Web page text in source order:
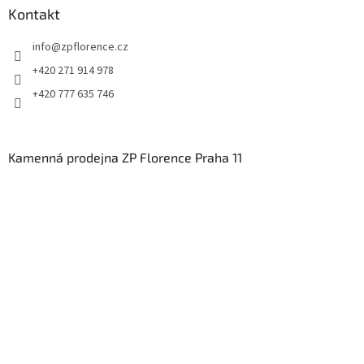
Kontakt
info@zpflorence.cz
+420 271 914 978
+420 777 635 746
Kamenná prodejna ZP Florence Praha 11